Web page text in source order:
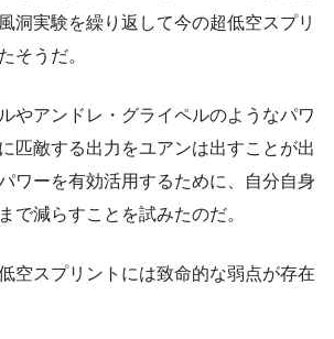
洞実験を繰り返して今の超低空スプリ
そうだ。
やアンドレ・グライペルのようなパワ
匹敵する出力をユアンは出すことが出
ワーを有効活用するために、自分自身
で減らすことを試みたのだ。
空スプリントには致命的な弱点が存在